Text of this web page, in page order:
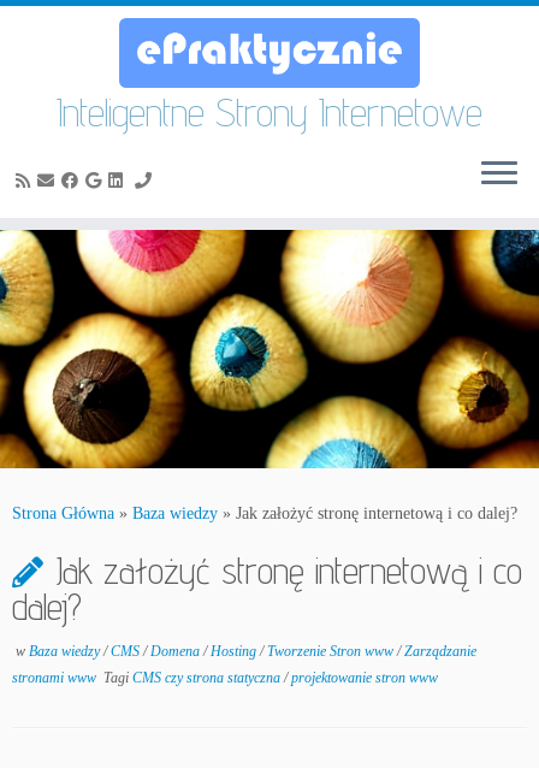
Skip
to
content
Inteligentne Strony Internetowe
Strona Główna » Baza wiedzy » Jak założyć stronę internetową i co dalej?
Jak założyć stronę internetową i co
dalej?
w Baza wiedzy/CMS/Domena/Hosting/Tworzenie Stron www/Zarządzanie
stronami www Tagi CMS czy strona statyczna/projektowanie stron www